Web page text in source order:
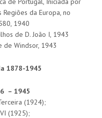
da Europa, no
1940
de D. João I, 1943
de Windsor, 1943
1878-1945
– 1945
(1924);
(1925);